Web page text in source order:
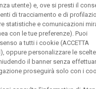
del Sacro Cuore
Milano
utente) e, ove si presti il
di tracciamento e di
statistiche e comunicazioni
con le tue preferenze). Puoi
a tutti i cookie (ACCETTA
oppure personalizzare le scelte
il banner senza
proseguirà solo con i